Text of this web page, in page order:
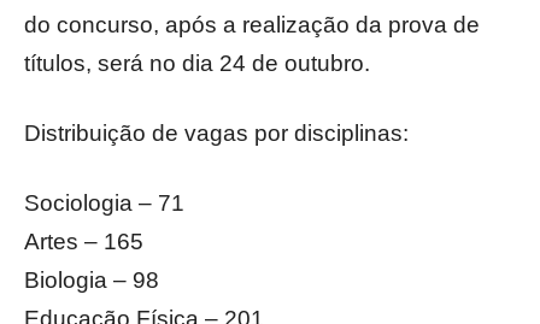
do concurso, após a realização da prova de
títulos, será no dia 24 de outubro.
Distribuição de vagas por disciplinas:
Sociologia – 71
Artes – 165
Biologia – 98
Educação Física – 201